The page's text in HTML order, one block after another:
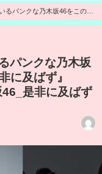
るパンクな乃木坂46をこの
乃木坂46_是非に及ばず #
パンクな乃木坂
に及ばず』
是非に及ばず